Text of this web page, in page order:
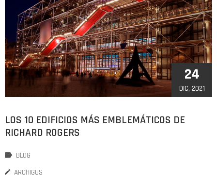
24
DIC, 2021
LOS 10 EDIFICIOS MÁS EMBLEMÁTICOS DE
RICHARD ROGERS
BLOG
ARCHIGUS